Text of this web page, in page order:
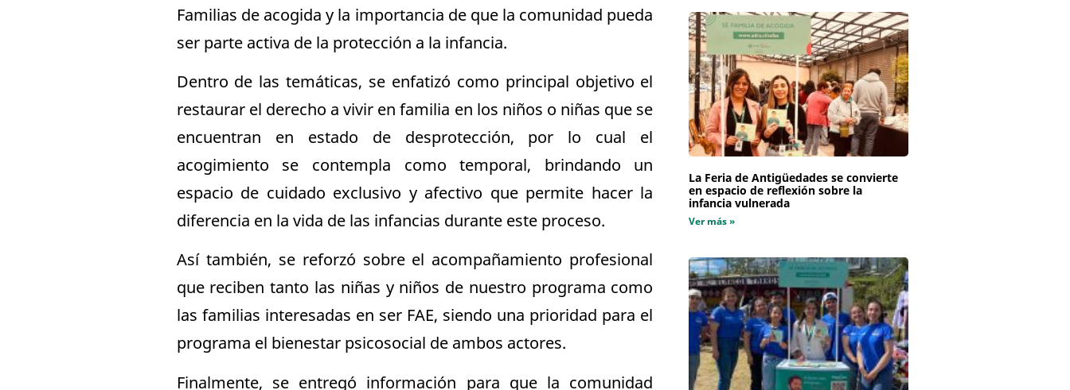
Familias de acogida y la importancia de que la comunidad pueda
ser parte activa de la protección a la infancia.
Dentro de las temáticas, se enfatizó como principal objetivo el
restaurar el derecho a vivir en familia en los niños o niñas que se
encuentran en estado de desprotección, por lo cual el
acogimiento se contempla como temporal, brindando un
espacio de cuidado exclusivo y afectivo que permite hacer la
diferencia en la vida de las infancias durante este proceso.
Así también, se reforzó sobre el acompañamiento profesional
que reciben tanto las niñas y niños de nuestro programa como
las familias interesadas en ser FAE, siendo una prioridad para el
programa el bienestar psicosocial de ambos actores.
Finalmente, se entregó información para que la comunidad
La Feria de Antigüedades se convierte
en espacio de reflexión sobre la
infancia vulnerada
Ver más »